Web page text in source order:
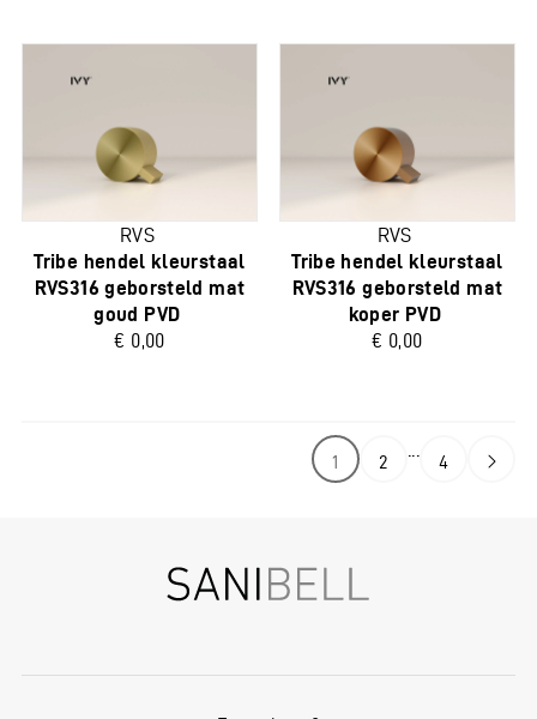
RVS
Tribe hendel kleurstaal
RVS316 geborsteld mat
goud PVD
€ 0,00
RVS
Tribe hendel kleurstaal
RVS316 geborsteld mat
koper PVD
€ 0,00
1 2 4